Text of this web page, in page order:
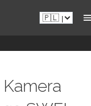
Kamera